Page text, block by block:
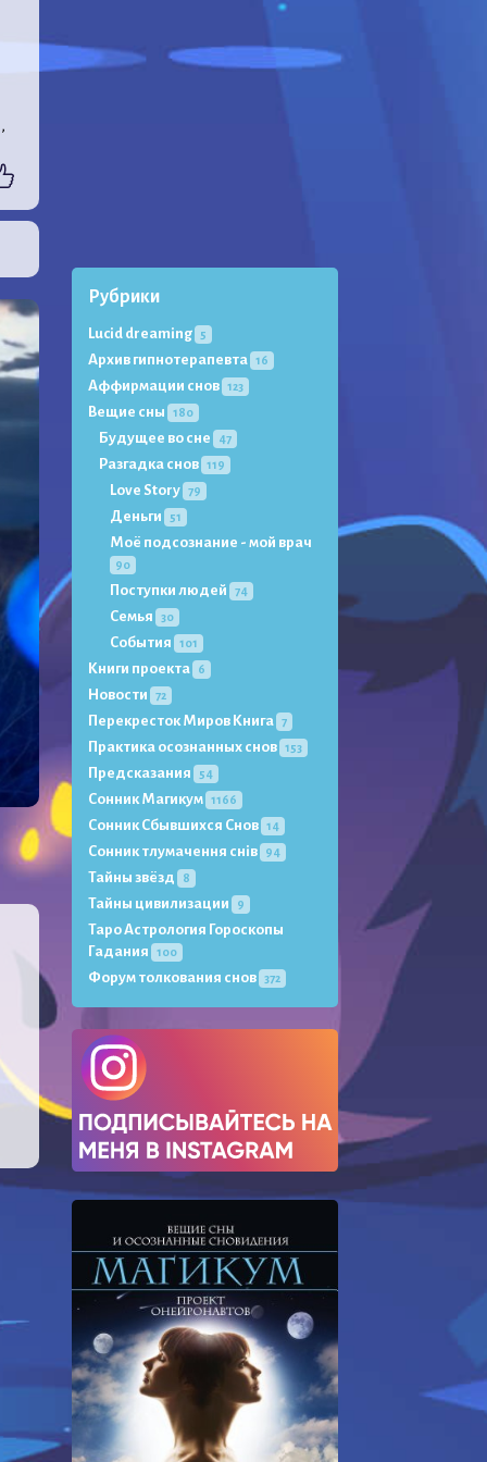
Рубрики
Lucid dreaming 5
Архив гипнотерапевта 16
Аффирмации снов 123
Вещие сны 180
Будущее во сне 47
Разгадка снов 119
Love Story 79
Деньги 51
Моё подсознание - мой врач
90
Поступки людей 74
Семья 30
События 101
Книги проекта 6
Новости 72
Перекресток Миров Книга 7
Практика осознанных снов 153
Предсказания 54
Сонник Магикум 1166
Сонник Сбывшихся Снов 14
Сонник тлумачення снів 94
Тайны звёзд 8
Тайны цивилизации 9
Таро Астрология Гороскопы
Гадания
100
Форум толкования снов 372